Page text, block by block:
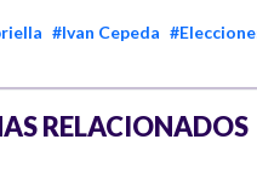
#Ivan Cepeda
RELACIONADOS